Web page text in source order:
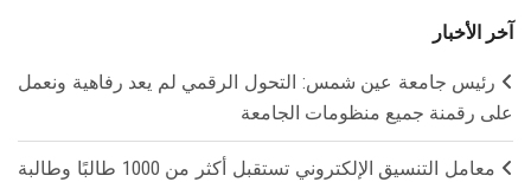
آخر الأخبار
رئيس جامعة عين شمس: التحول الرقمي لم يعد رفاهية ونعمل
على رقمنة جميع منظومات الجامعة
معامل التنسيق الإلكتروني تستقبل أكثر من 1000 طالبًا وطالبة